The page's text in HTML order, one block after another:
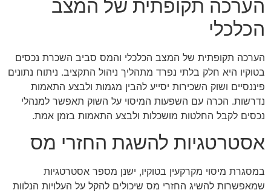
הערכה תקופתית של המצב
הכלכלי
הערכה תקופתית של המצב הכלכלי והמס סביב השכרת נכסים
בטוקיו היא חלק בלתי נפרד מתהליך ניהול התקציב. ניתוח נתונים
פיננסיים ושוק השכירות יסייע להבין מגמות ולבצע התאמות
נדרשות. הכרה עם השפעות המיסוי על השוק תאפשר למנהלי
נכסים לקבל החלטות מושכלות ולבצע התאמות בזמן אמת.
אסטרטגיות להשגת החזרי מס
במסגרת מיסוי מקרקעין בטוקיו, ישנן מספר אסטרטגיות
שמאפשרות להשיג החזרי מס שיכולים להקל על העלויות הנלוות